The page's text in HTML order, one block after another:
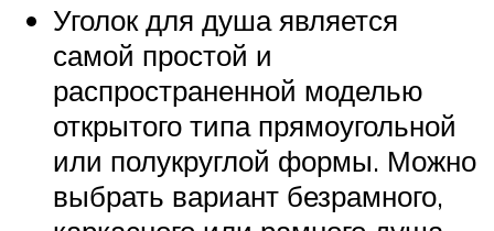
Уголок для душа является
самой простой и
распространенной моделью
открытого типа прямоугольной
или полукруглой формы. Можно
выбрать вариант безрамного,